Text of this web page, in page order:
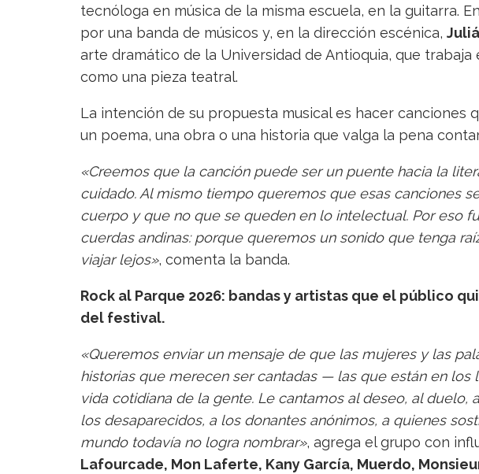
tecnóloga en música de la misma escuela, en la guitarra.
por una banda de músicos y, en la dirección escénica,
arte dramático de la Universidad de Antioquia, que trabaja
como una pieza teatral.
La intención de su propuesta musical es hacer canciones
un poema, una obra o una historia que valga la pena
«Creemos que la canción puede ser un puente hacia la
cuidado. Al mismo tiempo queremos que esas canciones
cuerpo y que no que se queden en lo intelectual. Por eso
cuerdas andinas: porque queremos un sonido que tenga
viajar lejos», comenta la banda.
Rock al Parque 2026: bandas y artistas que el público
del festival.
«Queremos enviar un mensaje de que las mujeres y las
historias que merecen ser cantadas — las que están en los
vida cotidiana de la gente. Le cantamos al deseo, al duelo,
los desaparecidos, a los donantes anónimos, a quienes
mundo todavía no logra nombrar», agrega el grupo con
Lafourcade, Mon Laferte, Kany García, Muerdo,